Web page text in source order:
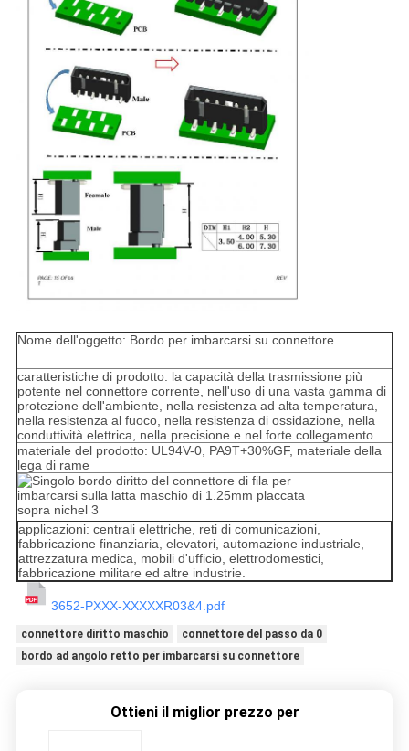
Nome dell'oggetto: Bordo per imbarcarsi su connettore
caratteristiche di prodotto: la capacità della trasmissione più
potente nel connettore corrente, nell'uso di una vasta gamma di
protezione dell'ambiente, nella resistenza ad alta temperatura,
nella resistenza al fuoco, nella resistenza di ossidazione, nella
conduttività elettrica, nella precisione e nel forte collegamento
materiale del prodotto: UL94V-0, PA9T+30%GF, materiale della
lega di rame
applicazioni: centrali elettriche, reti di comunicazioni,
fabbricazione finanziaria, elevatori, automazione industriale,
attrezzatura medica, mobili d'ufficio, elettrodomestici,
fabbricazione militare ed altre industrie.
3652-PXXX-XXXXXR03&4.pdf
connettore diritto maschio
connettore del passo da 0
bordo ad angolo retto per imbarcarsi su connettore
Ottieni il miglior prezzo per